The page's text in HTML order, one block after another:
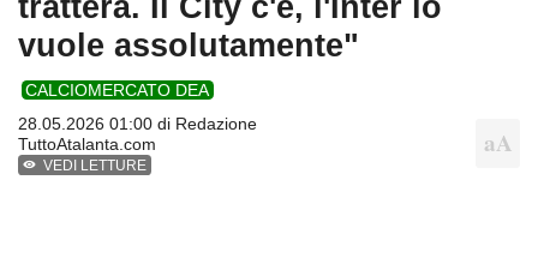
vuole assolutamente"
CALCIOMERCATO DEA
28.05.2026 01:00 di Redazione
TuttoAtalanta.com
VEDI LETTURE